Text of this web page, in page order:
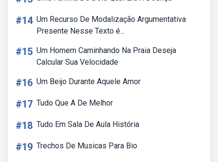
#14 Um Recurso De Modalização Argumentativa
Presente Nesse Texto é...
#15 Um Homem Caminhando Na Praia Deseja
Calcular Sua Velocidade
#16 Um Beijo Durante Aquele Amor
#17 Tudo Que A De Melhor
#18 Tudo Em Sala De Aula História
#19 Trechos De Musicas Para Bio